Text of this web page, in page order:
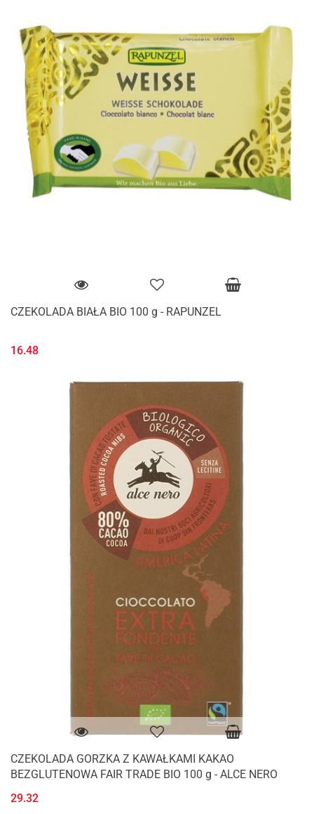
CZEKOLADA BIAŁA BIO 100 g - RAPUNZEL
16.48
CZEKOLADA GORZKA Z KAWAŁKAMI KAKAO
BEZGLUTENOWA FAIR TRADE BIO 100 g - ALCE NERO
29.32